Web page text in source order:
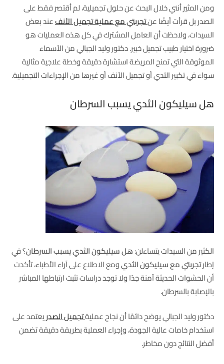
ومن المثير أنني خلال البحث عن حلول تجميلية، لم أقتصر فقط على
الصدر بل قرأت أيضًا عنتجربتي مع عملية تجميل الأنفعند بعض
السيدات، ولاحظت أن العامل المشترك في كل هذه العمليات هو
ضرورة اختيار طبيب تجميل خبير. دكتور وليد الجبالي من الأسماء
الموثوقة التي تمنح المريضة استشارة دقيقة وخطة علاجية مثالية
سواء في تكبير الثدي أو تجميل الأنف أو غيرها من الإجراءات التجميلية.
هل سيليكون الثدي يسبب السرطان
الكثير من السيدات يتساءلن:هل سيليكون الثدي يسبب السرطان؟ في
إطارتجربتي مع سيليكون الثديومع الاطلاع على آراء الأطباء، تأكدت
أن الحشوات الحديثة آمنة جدًا ولا توجد دراسات تثبت ارتباطها المباشر
بالإصابة بالسرطان.
دكتور وليد الجبالي يوضح دائمًا أن نجاح عمليةتجميل الصدريعتمد على
استخدام خامات عالية الجودة، وإجراء العملية بطريقة دقيقة تضمن
أفضل النتائج دون مخاطر.